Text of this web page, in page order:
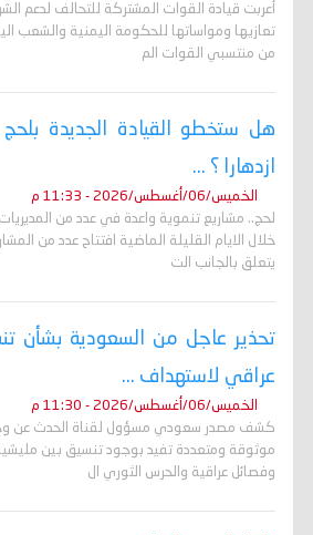
أعربت قيادة القوات المشتركة للتحالف لدعم
تعازيها ومواساتها للحكومة اليمنية والشعب
من منتسبي القوات الم
هل ستخطو القيادة الجديدة
ازدهارا ؟ ...
الخميس/06/أغسطس/2026 - 11:33 م
لحج.. مشاريع تنموية واعدة في عدد من
خلال الايام القليلة الماضية افتتاح عدد من
يتعلق بالجانب الت
تحذير عاجل من السعودية بشأن
عراقي لاستهداف ...
الخميس/06/أغسطس/2026 - 11:30 م
كشف مصدر سعودي مسؤول لقناة الحدث عن وجود
موثوقة ومتعددة تفيد بوجود تنسيق بين
وفصائل عراقية والحرس الثوري ال